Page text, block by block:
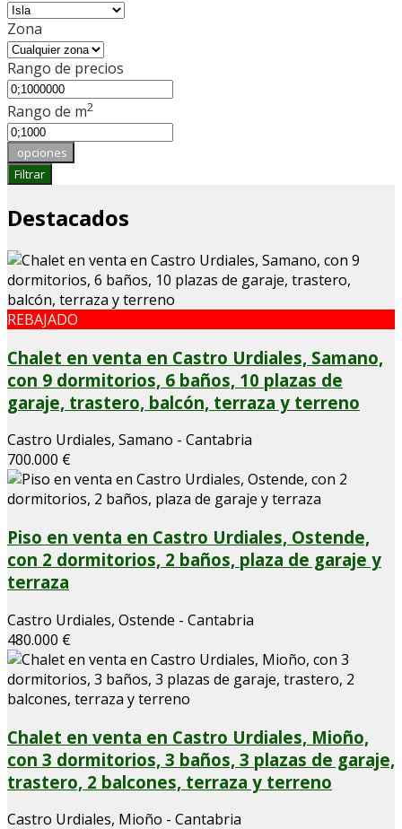
Zona
Rango de precios
Rango de m2
opciones
Filtrar
Destacados
REBAJADO
Chalet en venta en Castro Urdiales, Samano,
con 9 dormitorios, 6 baños, 10 plazas de
garaje, trastero, balcón, terraza y terreno
Castro Urdiales, Samano - Cantabria
700.000 €
Piso en venta en Castro Urdiales, Ostende,
con 2 dormitorios, 2 baños, plaza de garaje y
terraza
Castro Urdiales, Ostende - Cantabria
480.000 €
Chalet en venta en Castro Urdiales, Mioño,
con 3 dormitorios, 3 baños, 3 plazas de garaje,
trastero, 2 balcones, terraza y terreno
Castro Urdiales, Mioño - Cantabria